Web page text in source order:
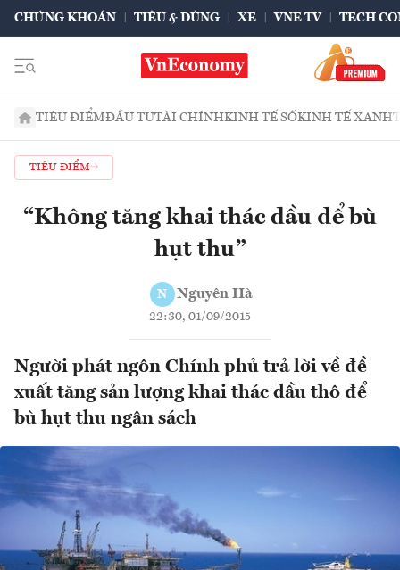
CHỨNG KHOÁN TIÊU & DÙNG XE VNE TV TECH
TIÊU ĐIỂMĐẦU TƯTÀI CHÍNHKINH TẾ SỐKINH TẾ XANH
TIÊU ĐIỂM
“Không tăng khai thác dầu để bù
hụt thu”
N Nguyên Hà
22:30, 01/09/2015
Người phát ngôn Chính phủ trả lời về đề
xuất tăng sản lượng khai thác dầu thô để
bù hụt thu ngân sách